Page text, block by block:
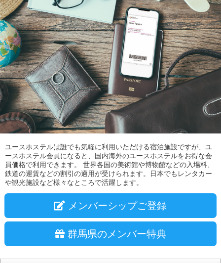
ユースホステルは誰でも気軽に利用いただける宿泊施設ですが、ユ
ースホステル会員になると、国内海外のユースホステルをお得な会
員価格で利用できます。 世界各国の美術館や博物館などの入場料、
鉄道の運賃などの割引の適用が受けられます。日本でもレンタカー
や観光施設など様々なところで活躍します。
メンバーシップご登録
群馬県のメンバー特典